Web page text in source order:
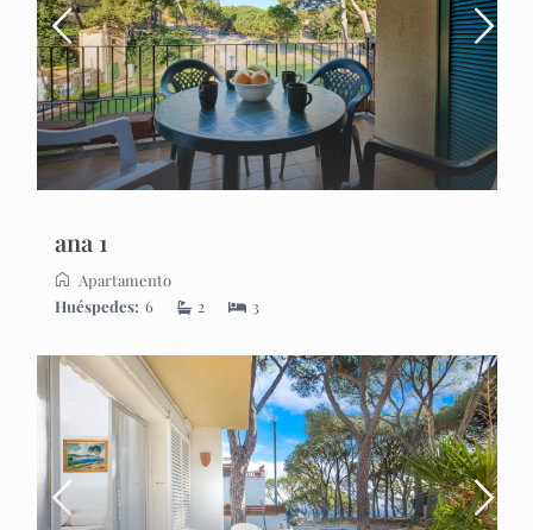
ana 1
Apartamento
Huéspedes: 6 2 3